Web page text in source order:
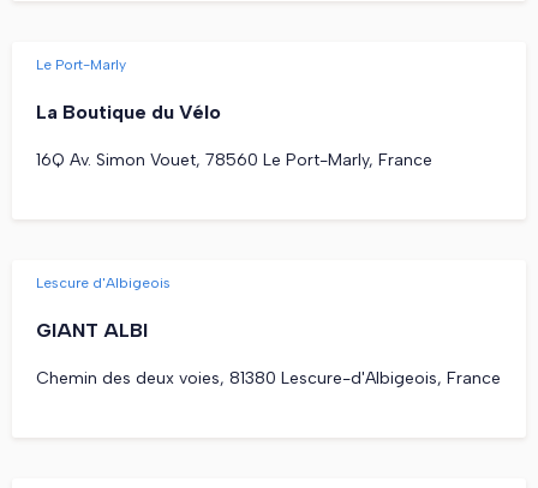
Le Port-Marly
La Boutique du Vélo
16Q Av. Simon Vouet, 78560 Le Port-Marly, France
Lescure d'Albigeois
GIANT ALBI
Chemin des deux voies, 81380 Lescure-d'Albigeois, France